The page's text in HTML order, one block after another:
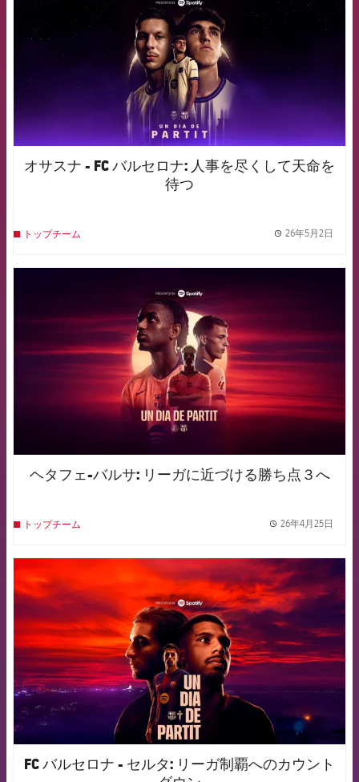
オサスナ - FC バルセロナ: 人事を尽くして天命を
待つ
トップチーム 26年5月2日
ヘタフェ-バルサ: リーガに近づける勝ち点３へ
トップチーム 26年4月25日
FCB Barcelona badge
FC バルセロナ - セルタ: リーガ制覇へのカウント